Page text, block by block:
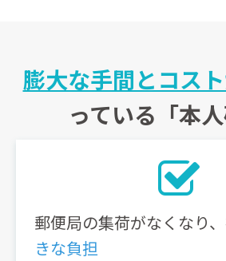
膨大な手間とコス
っている「本人
郵便局の集荷がなくなり
きな負担